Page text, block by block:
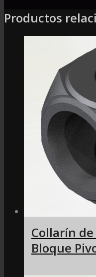
Productos
Collarín de
Bloque